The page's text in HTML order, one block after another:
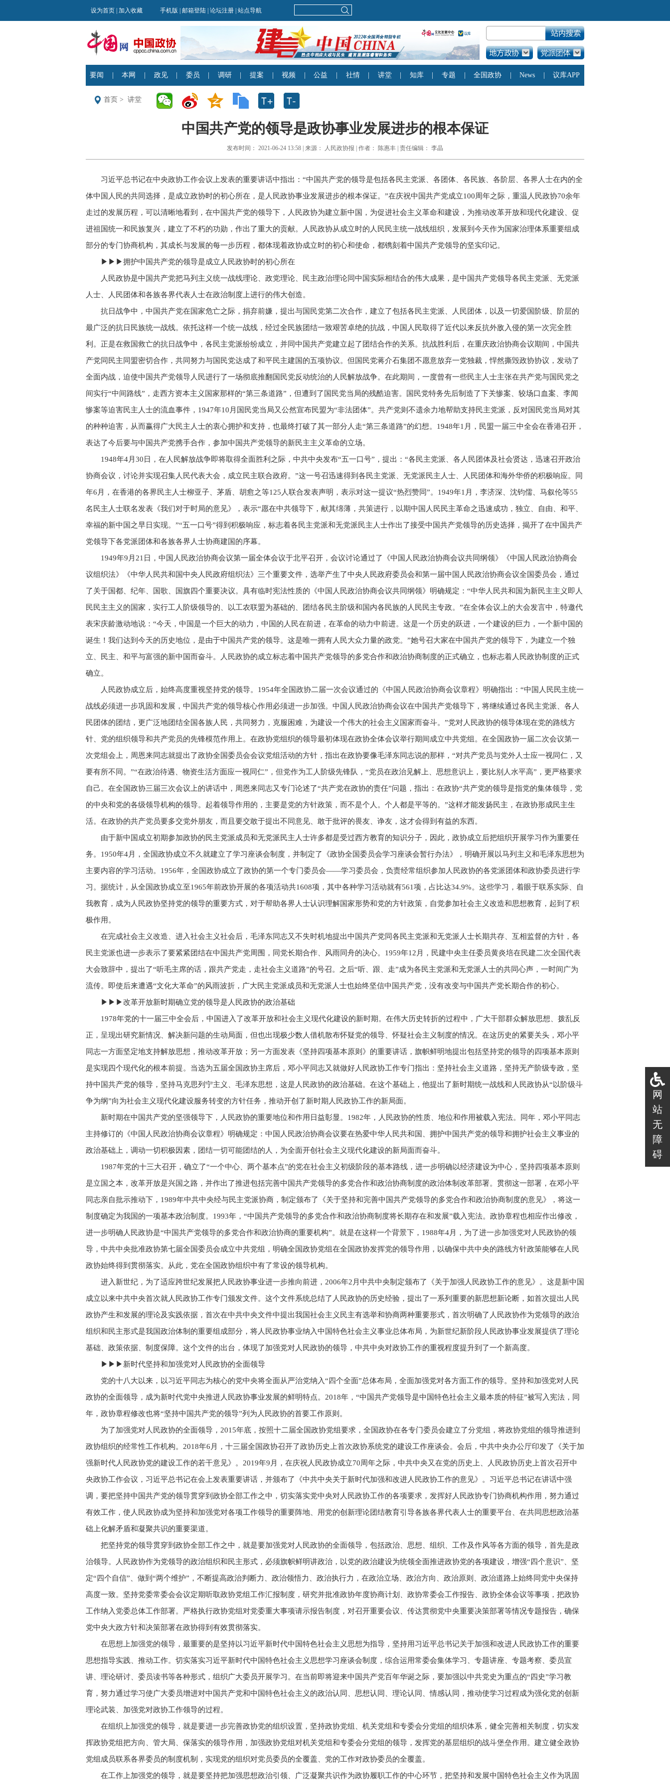
首页 > 讲堂
中国共产党的领导是政协事业发展进步的根本保证
发布时间： 2021-06-24 13:58 | 来源： 人民政协报 | 作者： 陈惠丰 | 责任编辑： 李晶
习近平总书记在中央政协工作会议上发表的重要讲话中指出：“中国共产党的领导是包括各民主党派、各团体、各民族、各阶层、各界人士在内的全
体中国人民的共同选择，是成立政协时的初心所在，是人民政协事业发展进步的根本保证。”在庆祝中国共产党成立100周年之际，重温人民政协70余年
走过的发展历程，可以清晰地看到，在中国共产党的领导下，人民政协为建立新中国，为促进社会主义革命和建设，为推动改革开放和现代化建设、促
进祖国统一和民族复兴，建立了不朽的功勋，作出了重大的贡献。人民政协从成立时的人民民主统一战线组织，发展到今天作为国家治理体系重要组成
部分的专门协商机构，其成长与发展的每一步历程，都体现着政协成立时的初心和使命，都镌刻着中国共产党领导的坚实印记。
▶▶▶拥护中国共产党的领导是成立人民政协时的初心所在
人民政协是中国共产党把马列主义统一战线理论、政党理论、民主政治理论同中国实际相结合的伟大成果，是中国共产党领导各民主党派、无党派
人士、人民团体和各族各界代表人士在政治制度上进行的伟大创造。
抗日战争中，中国共产党在国家危亡之际，捐弃前嫌，提出与国民党第二次合作，建立了包括各民主党派、人民团体，以及一切爱国阶级、阶层的
最广泛的抗日民族统一战线。依托这样一个统一战线，经过全民族团结一致艰苦卓绝的抗战，中国人民取得了近代以来反抗外敌入侵的第一次完全胜
利。正是在救国救亡的抗日战争中，各民主党派纷纷成立，并同中国共产党建立起了团结合作的关系。抗战胜利后，在重庆政治协商会议期间，中国共
产党同民主同盟密切合作，共同努力与国民党达成了和平民主建国的五项协议。但国民党蒋介石集团不愿意放弃一党独裁，悍然撕毁政协协议，发动了
全面内战，迫使中国共产党领导人民进行了一场彻底推翻国民党反动统治的人民解放战争。在此期间，一度曾有一些民主人士主张在共产党与国民党之
间实行“中间路线”，走西方资本主义国家那样的“第三条道路”，但遭到了国民党当局的残酷迫害。国民党特务先后制造了下关惨案、较场口血案、李闻
惨案等迫害民主人士的流血事件，1947年10月国民党当局又公然宣布民盟为“非法团体”。共产党则不遗余力地帮助支持民主党派，反对国民党当局对其
的种种迫害，从而赢得广大民主人士的衷心拥护和支持，也最终打破了其一部分人走“第三条道路”的幻想。1948年1月，民盟一届三中全会在香港召开，
表达了今后要与中国共产党携手合作，参加中国共产党领导的新民主主义革命的立场。
1948年4月30日，在人民解放战争即将取得全面胜利之际，中共中央发布“五一口号”，提出：“各民主党派、各人民团体及社会贤达，迅速召开政治
协商会议，讨论并实现召集人民代表大会，成立民主联合政府。”这一号召迅速得到各民主党派、无党派民主人士、人民团体和海外华侨的积极响应。同
年6月，在香港的各界民主人士柳亚子、茅盾、胡愈之等125人联合发表声明，表示对这一提议“热烈赞同”。1949年1月，李济深、沈钧儒、马叙伦等55
名民主人士联名发表《我们对于时局的意见》，表示“愿在中共领导下，献其绵薄，共策进行，以期中国人民民主革命之迅速成功，独立、自由、和平、
幸福的新中国之早日实现。”“五一口号”得到积极响应，标志着各民主党派和无党派民主人士作出了接受中国共产党领导的历史选择，揭开了在中国共产
党领导下各党派团体和各族各界人士协商建国的序幕。
1949年9月21日，中国人民政治协商会议第一届全体会议于北平召开，会议讨论通过了《中国人民政治协商会议共同纲领》《中国人民政治协商会
议组织法》《中华人民共和国中央人民政府组织法》三个重要文件，选举产生了中央人民政府委员会和第一届中国人民政治协商会议全国委员会，通过
了关于国都、纪年、国歌、国旗四个重要决议。具有临时宪法性质的《中国人民政治协商会议共同纲领》明确规定：“中华人民共和国为新民主主义即人
民民主主义的国家，实行工人阶级领导的、以工农联盟为基础的、团结各民主阶级和国内各民族的人民民主专政。”在全体会议上的大会发言中，特邀代
表宋庆龄激动地说：“今天，中国是一个巨大的动力，中国的人民在前进，在革命的动力中前进。这是一个历史的跃进，一个建设的巨力，一个新中国的
诞生！我们达到今天的历史地位，是由于中国共产党的领导。这是唯一拥有人民大众力量的政党。”她号召大家在中国共产党的领导下，为建立一个独
立、民主、和平与富强的新中国而奋斗。人民政协的成立标志着中国共产党领导的多党合作和政治协商制度的正式确立，也标志着人民政协制度的正式
确立。
人民政协成立后，始终高度重视坚持党的领导。1954年全国政协二届一次会议通过的《中国人民政治协商会议章程》明确指出：“中国人民民主统一
战线必须进一步巩固和发展，中国共产党的领导核心作用必须进一步加强。中国人民政治协商会议在中国共产党领导下，将继续通过各民主党派、各人
民团体的团结，更广泛地团结全国各族人民，共同努力，克服困难，为建设一个伟大的社会主义国家而奋斗。”党对人民政协的领导体现在党的路线方
针、党的组织领导和共产党员的先锋模范作用上。在政协党组织的领导最初体现在政协全体会议举行期间成立中共党组。在全国政协一届二次会议第一
次党组会上，周恩来同志就提出了政协全国委员会会议党组活动的方针，指出在政协要像毛泽东同志说的那样，“对共产党员与党外人士应一视同仁，又
要有所不同。”“在政治待遇、物资生活方面应一视同仁”，但党作为工人阶级先锋队，“党员在政治见解上、思想意识上，要比别人水平高”，更严格要求
自己。在全国政协三届三次会议上的讲话中，周恩来同志又专门论述了“共产党在政协的责任”问题，指出：在政协“共产党的领导是指党的集体领导，党
的中央和党的各级领导机构的领导。起着领导作用的，主要是党的方针政策，而不是个人。个人都是平等的。”这样才能发扬民主，在政协形成民主生
活。在政协的共产党员要多交党外朋友，而且要交敢于提出不同意见、敢于批评的畏友、诤友，这才会得到有益的东西。
由于新中国成立初期参加政协的民主党派成员和无党派民主人士许多都是受过西方教育的知识分子，因此，政协成立后把组织开展学习作为重要任
务。1950年4月，全国政协成立不久就建立了学习座谈会制度，并制定了《政协全国委员会学习座谈会暂行办法》，明确开展以马列主义和毛泽东思想为
主要内容的学习活动。1956年，全国政协成立了政协的第一个专门委员会——学习委员会，负责经常组织参加人民政协的各党派团体和政协委员进行学
习。据统计，从全国政协成立至1965年前政协开展的各项活动共1608项，其中各种学习活动就有561项，占比达34.9%。这些学习，着眼于联系实际、自
我教育，成为人民政协坚持党的领导的重要方式，对于帮助各界人士认识理解国家形势和党的方针政策，自觉参加社会主义改造和思想教育，起到了积
极作用。
在完成社会主义改造、进入社会主义社会后，毛泽东同志又不失时机地提出中国共产党同各民主党派和无党派人士长期共存、互相监督的方针，各
民主党派也进一步表示了要紧紧团结在中国共产党周围，同党长期合作、风雨同舟的决心。1959年12月，民建中央主任委员黄炎培在民建二次全国代表
大会致辞中，提出了“听毛主席的话，跟共产党走，走社会主义道路”的号召。之后“听、跟、走”成为各民主党派和无党派人士的共同心声，一时间广为
流传。即使后来遭遇“文化大革命”的风雨波折，广大民主党派成员和无党派人士也始终坚信中国共产党，没有改变与中国共产党长期合作的初心。
▶▶▶改革开放新时期确立党的领导是人民政协的政治基础
1978年党的十一届三中全会后，中国进入了改革开放和社会主义现代化建设的新时期。在伟大历史转折的过程中，广大干部群众解放思想、拨乱反
正，呈现出研究新情况、解决新问题的生动局面，但也出现极少数人借机散布怀疑党的领导、怀疑社会主义制度的情况。在这历史的紧要关头，邓小平
同志一方面坚定地支持解放思想，推动改革开放；另一方面发表《坚持四项基本原则》的重要讲话，旗帜鲜明地提出包括坚持党的领导的四项基本原则
是实现四个现代化的根本前提。当选为五届全国政协主席后，邓小平同志又就做好人民政协工作专门指出：坚持社会主义道路，坚持无产阶级专政，坚
持中国共产党的领导，坚持马克思列宁主义、毛泽东思想，这是人民政协的政治基础。在这个基础上，他提出了新时期统一战线和人民政协从“以阶级斗
争为纲”向为社会主义现代化建设服务转变的方针任务，推动开创了新时期人民政协工作的新局面。
新时期在中国共产党的坚强领导下，人民政协的重要地位和作用日益彰显。1982年，人民政协的性质、地位和作用被载入宪法。同年，邓小平同志
主持修订的《中国人民政治协商会议章程》明确规定：中国人民政治协商会议要在热爱中华人民共和国、拥护中国共产党的领导和拥护社会主义事业的
政治基础上，调动一切积极因素，团结一切可能团结的人，为全面开创社会主义现代化建设的新局面而奋斗。
1987年党的十三大召开，确立了“一个中心、两个基本点”的党在社会主义初级阶段的基本路线，进一步明确以经济建设为中心，坚持四项基本原则
是立国之本，改革开放是兴国之路，并作出了推进包括完善中国共产党领导的多党合作和政治协商制度的政治体制改革部署。贯彻这一部署，在邓小平
同志亲自批示推动下，1989年中共中央经与民主党派协商，制定颁布了《关于坚持和完善中国共产党领导的多党合作和政治协商制度的意见》，将这一
制度确定为我国的一项基本政治制度。1993年，“中国共产党领导的多党合作和政治协商制度将长期存在和发展”载入宪法。政协章程也相应作出修改，
进一步明确人民政协是“中国共产党领导的多党合作和政治协商的重要机构”。就是在这样一个背景下，1988年4月，为了进一步加强党对人民政协的领
导，中共中央批准政协第七届全国委员会成立中共党组，明确全国政协党组在全国政协发挥党的领导作用，以确保中共中央的路线方针政策能够在人民
政协始终得到贯彻落实。从此，党在全国政协组织中有了常设的领导机构。
进入新世纪，为了适应跨世纪发展把人民政协事业进一步推向前进，2006年2月中共中央制定颁布了《关于加强人民政协工作的意见》。这是新中国
成立以来中共中央首次就人民政协工作专门颁发文件。这个文件系统总结了人民政协的历史经验，提出了一系列重要的新思想新论断，如首次提出人民
政协产生和发展的理论及实践依据，首次在中共中央文件中提出我国社会主义民主有选举和协商两种重要形式，首次明确了人民政协作为党领导的政治
组织和民主形式是我国政治体制的重要组成部分，将人民政协事业纳入中国特色社会主义事业总体布局，为新世纪新阶段人民政协事业发展提供了理论
基础、政策依据、制度保障。这个文件的出台，体现了加强党对人民政协的领导，中共中央对政协工作的重视程度提升到了一个新高度。
▶▶▶新时代坚持和加强党对人民政协的全面领导
党的十八大以来，以习近平同志为核心的党中央将全面从严治党纳入“四个全面”总体布局，全面加强党对各方面工作的领导。坚持和加强党对人民
政协的全面领导，成为新时代党中央推进人民政协事业发展的鲜明特点。2018年，“中国共产党领导是中国特色社会主义最本质的特征”被写入宪法，同
年，政协章程修改也将“坚持中国共产党的领导”列为人民政协的首要工作原则。
为了加强党对人民政协的全面领导，2015年底，按照十二届全国政协党组要求，全国政协在各专门委员会建立了分党组，将政协党组的领导推进到
政协组织的经常性工作机构。2018年6月，十三届全国政协召开了政协历史上首次政协系统党的建设工作座谈会。会后，中共中央办公厅印发了《关于加
强新时代人民政协党的建设工作的若干意见》。2019年9月，在庆祝人民政协成立70周年之际，中共中央又在党的历史上、人民政协历史上首次召开中
央政协工作会议，习近平总书记在会上发表重要讲话，并颁布了《中共中央关于新时代加强和改进人民政协工作的意见》。习近平总书记在讲话中强
调，要把坚持中国共产党的领导贯穿到政协全部工作之中，切实落实党中央对人民政协工作的各项要求，发挥好人民政协专门协商机构作用，努力通过
有效工作，使人民政协成为坚持和加强党对各项工作领导的重要阵地、用党的创新理论团结教育引导各族各界代表人士的重要平台、在共同思想政治基
础上化解矛盾和凝聚共识的重要渠道。
把坚持党的领导贯穿到政协全部工作之中，就是要加强党对人民政协的全面领导，包括政治、思想、组织、工作及作风等各方面的领导，首先是政
治领导。人民政协作为党领导的政治组织和民主形式，必须旗帜鲜明讲政治，以党的政治建设为统领全面推进政协党的各项建设，增强“四个意识”、坚
定“四个自信”、做到“两个维护”，不断提高政治判断力、政治领悟力、政治执行力，在政治立场、政治方向、政治原则、政治道路上始终同党中央保持
高度一致。坚持党委常委会会议定期听取政协党组工作汇报制度，研究并批准政协年度协商计划、政协常委会工作报告、政协全体会议等事项，把政协
工作纳入党委总体工作部署。严格执行政协党组对党委重大事项请示报告制度，对召开重要会议、传达贯彻党中央重要决策部署等情况专题报告，确保
党中央大政方针和决策部署在政协得到有效贯彻落实。
在思想上加强党的领导，最重要的是坚持以习近平新时代中国特色社会主义思想为指导，坚持用习近平总书记关于加强和改进人民政协工作的重要
思想指导实践、推动工作。切实落实习近平新时代中国特色社会主义思想学习座谈会制度，综合运用常委会集体学习、专题讲座、专题考察、委员宣
讲、理论研讨、委员读书等各种形式，组织广大委员开展学习。在当前即将迎来中国共产党百年华诞之际，要加强以中共党史为重点的“四史”学习教
育，努力通过学习使广大委员增进对中国共产党和中国特色社会主义的政治认同、思想认同、理论认同、情感认同，推动使学习过程成为强化党的创新
理论武装、加强党对政协工作领导的过程。
在组织上加强党的领导，就是要进一步完善政协党的组织设置，坚持政协党组、机关党组和专委会分党组的组织体系，健全完善相关制度，切实发
挥政协党组把方向、管大局、保落实的领导作用，加强政协党组对机关党组和专委会分党组的领导，发挥党的基层组织的战斗堡垒作用。建立健全政协
党组成员联系各界委员的制度机制，实现党的组织对党员委员的全覆盖、党的工作对政协委员的全覆盖。
在工作上加强党的领导，就是要坚持把加强思想政治引领、广泛凝聚共识作为政协履职工作的中心环节，把坚持和发展中国特色社会主义作为巩固
网
站
无
障
碍